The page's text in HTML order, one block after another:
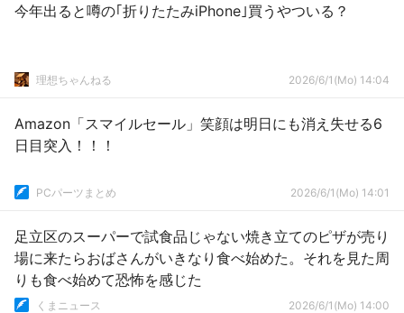
今年出ると噂の｢折りたたみiPhone｣買うやついる？
理想ちゃんねる 2026/6/1(Mo) 14:04
Amazon「スマイルセール」笑顔は明日にも消え失せる6
日目突入！！！
PCパーツまとめ 2026/6/1(Mo) 14:01
足立区のスーパーで試食品じゃない焼き立てのピザが売り
場に来たらおばさんがいきなり食べ始めた。それを見た周
りも食べ始めて恐怖を感じた
くまニュース 2026/6/1(Mo) 14:00